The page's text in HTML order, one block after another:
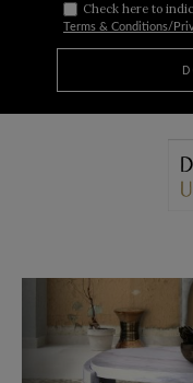
Check here to
Terms & Conditions/